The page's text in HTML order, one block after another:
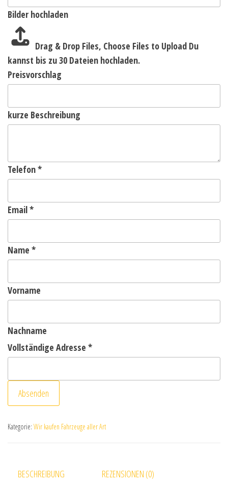
Bilder hochladen
Drag & Drop Files, Choose Files to Upload Du
kannst bis zu 30 Dateien hochladen.
Preisvorschlag
kurze Beschreibung
Telefon*
Email*
Name *
Vorname
Nachname
Vollständige Adresse *
Absenden
Kategorie: Wir kaufen Fahrzeuge aller Art
BESCHREIBUNG REZENSIONEN (0)